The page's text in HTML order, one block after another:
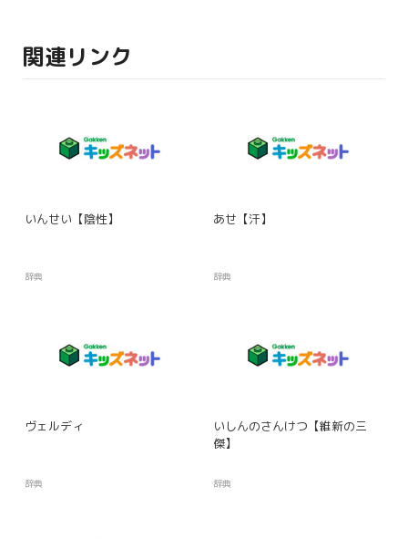
関連リンク
いんせい【陰性】
辞典
あせ【汗】
辞典
ヴェルディ
辞典
いしんのさんけつ【維新の三
傑】
辞典